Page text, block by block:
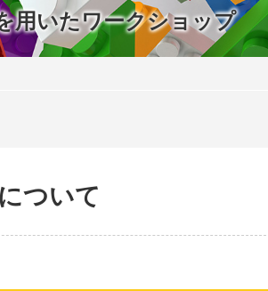
用いたワークショップ
ついて